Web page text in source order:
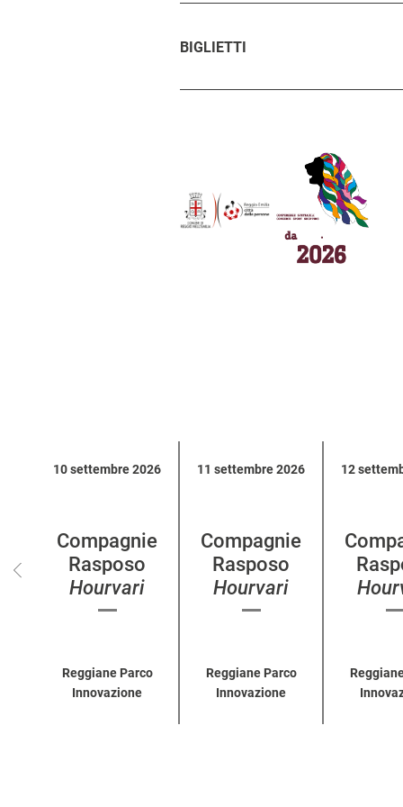
BIGLIETTI
eventi
10 settembre 2026
Compagnie
Rasposo
Hourvari
Reggiane Parco
Innovazione
11 settembre 2026
Compagnie
Rasposo
Hourvari
Reggiane Parco
Innovazione
12